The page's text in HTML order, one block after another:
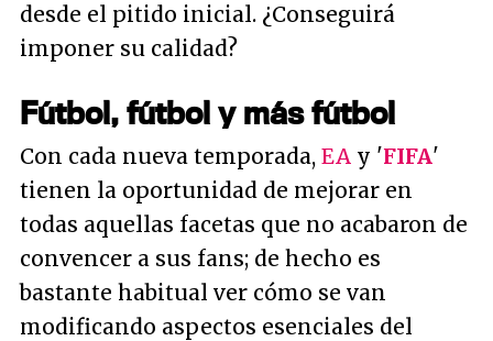
desde el pitido inicial. ¿Conseguirá
imponer su calidad?
Fútbol, fútbol y más fútbol
Con cada nueva temporada, EA y 'FIFA'
tienen la oportunidad de mejorar en
todas aquellas facetas que no acabaron de
convencer a sus fans; de hecho es
bastante habitual ver cómo se van
modificando aspectos esenciales del